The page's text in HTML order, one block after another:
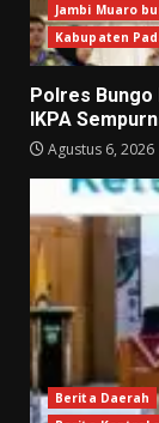
Jambi Muaro
Kabupaten
Polres Bungo
IKPA
Agustus 6, 2026
Berita Daerah